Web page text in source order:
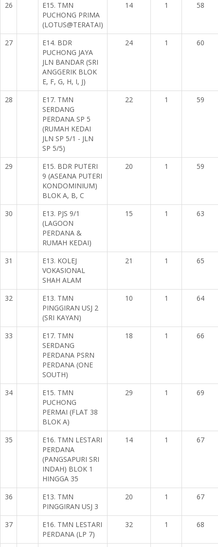
26
E15. TMN
PUCHONG PRIMA
(LOTUS@TERATAI)
14 1 58
27
E14. BDR
PUCHONG JAYA
JLN BANDAR (SRI
ANGGERIK BLOK
E, F, G, H, I, J)
24 1 60
28
E17. TMN
SERDANG
PERDANA SP 5
(RUMAH KEDAI
JLN SP 5/1 - JLN
SP 5/5)
22 1 59
29
E15. BDR PUTERI
9 (ASEANA PUTERI
KONDOMINIUM)
BLOK A, B, C
20 1 59
30
E13. PJS 9/1
(LAGOON
PERDANA &
RUMAH KEDAI)
15 1 63
31
E13. KOLEJ
VOKASIONAL
SHAH ALAM
21 1 65
32
E13. TMN
PINGGIRAN USJ 2
(SRI KAYAN)
10 1 64
33
E17. TMN
SERDANG
PERDANA PSRN
PERDANA (ONE
SOUTH)
18 1 66
34
E15. TMN
PUCHONG
PERMAI (FLAT 38
BLOK A)
29 1 69
35
E16. TMN LESTARI
PERDANA
(PANGSAPURI SRI
INDAH) BLOK 1
HINGGA 35
14 1 67
36
E13. TMN
PINGGIRAN USJ 3
20 1 67
37
E16. TMN LESTARI
PERDANA (LP 7)
32 1 68